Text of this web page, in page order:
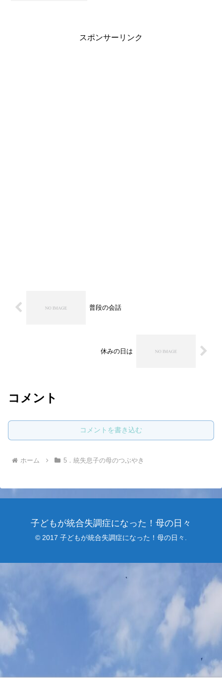
スポンサーリンク
普段の会話
休みの日は
コメント
コメントを書き込む
ホーム 5．統失息子の母のつぶやき
子どもが統合失調症になった！母の日々
© 2017 子どもが統合失調症になった！母の日々.